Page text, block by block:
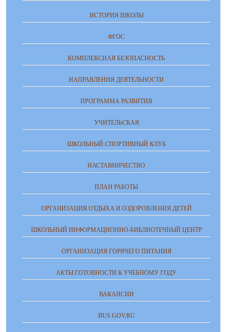
ИСТОРИЯ ШКОЛЫ
ФГОС
КОМПЛЕКСНАЯ БЕЗОПАСНОСТЬ
НАПРАВЛЕНИЯ ДЕЯТЕЛЬНОСТИ
ПРОГРАММА РАЗВИТИЯ
УЧИТЕЛЬСКАЯ
ШКОЛЬНЫЙ СПОРТИВНЫЙ КЛУБ
НАСТАВНИЧЕСТВО
ПЛАН РАБОТЫ
ОРГАНИЗАЦИЯ ОТДЫХА И ОЗДОРОВЛЕНИЯ ДЕТЕЙ
ШКОЛЬНЫЙ ИНФОРМАЦИОННО-БИБЛИОТЕЧНЫЙ ЦЕНТР
ОРГАНИЗАЦИЯ ГОРЯЧЕГО ПИТАНИЯ
АКТЫ ГОТОВНОСТИ К УЧЕБНОМУ ГОДУ
ВАКАНСИИ
BUS.GOV.RU